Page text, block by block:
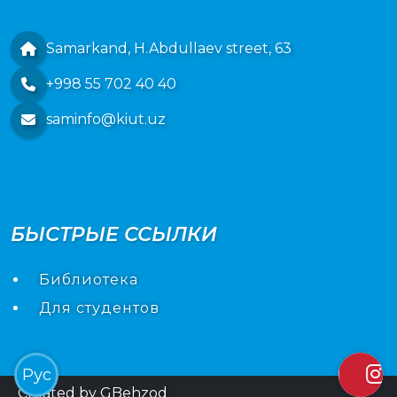
Рус
Samarkand, H.Abdullaev street, 63
+998 55 702 40 40
saminfo@kiut.uz
БЫСТРЫЕ ССЫЛКИ
Библиотека
Для студентов
Created by GBehzod